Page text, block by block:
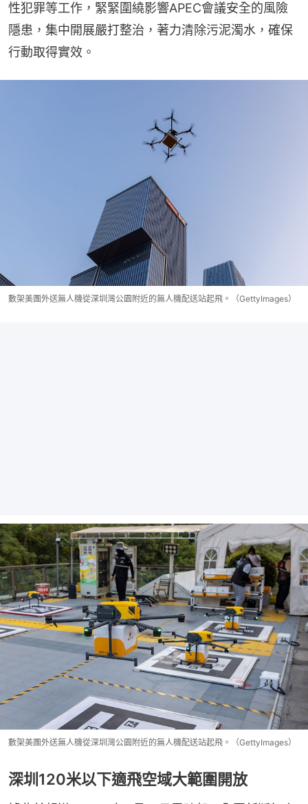
性犯罪等工作，緊緊圍繞影響APEC會議安全的風險
隱患，集中開展嚴打整治，著力清除污泥濁水，確保
行動取得實效。
數架美團外送無人機從深圳灣公園附近的無人機配送站起飛。（GettyImages）
數架美團外送無人機從深圳灣公園附近的無人機配送站起飛。（GettyImages）
深圳120米以下適飛空域大範圍開放